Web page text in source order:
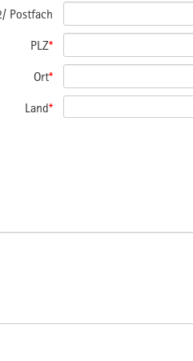
Postfach
PLZ*
Ort*
Land*